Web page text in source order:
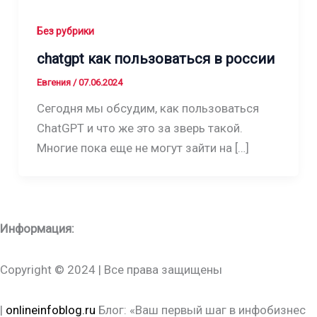
Без рубрики
chatgpt как пользоваться в россии
Евгения /07.06.2024
Сегодня мы обсудим, как пользоваться
ChatGPT и что же это за зверь такой.
Многие пока еще не могут зайти на […]
Информация:
Copyright © 2024 | Все права защищены
| onlineinfoblog.ru Блог: «Ваш первый шаг в инфобизнес